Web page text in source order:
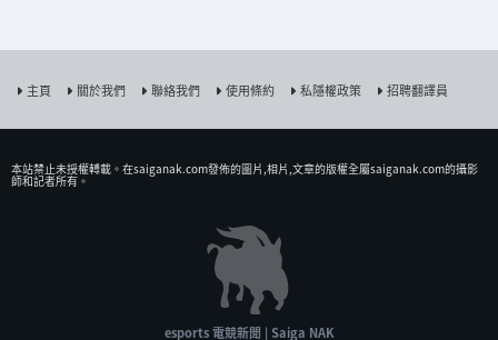
主頁 關於我們 聯絡我們 使用條約 私隱權政策 招聘翻譯員
本站禁止未授權𨍭載。在saiganak.com發佈的圖片,相片,文章的版權全屬saiganak.com的攝影
師和記者所有。
esports 電競新聞 | Saiga NAK